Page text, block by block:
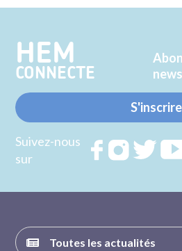
HEM
CONNECTE
S'inscrire
Suivez-nous
sur
RejoignezRejoignez
Toutes les actualités